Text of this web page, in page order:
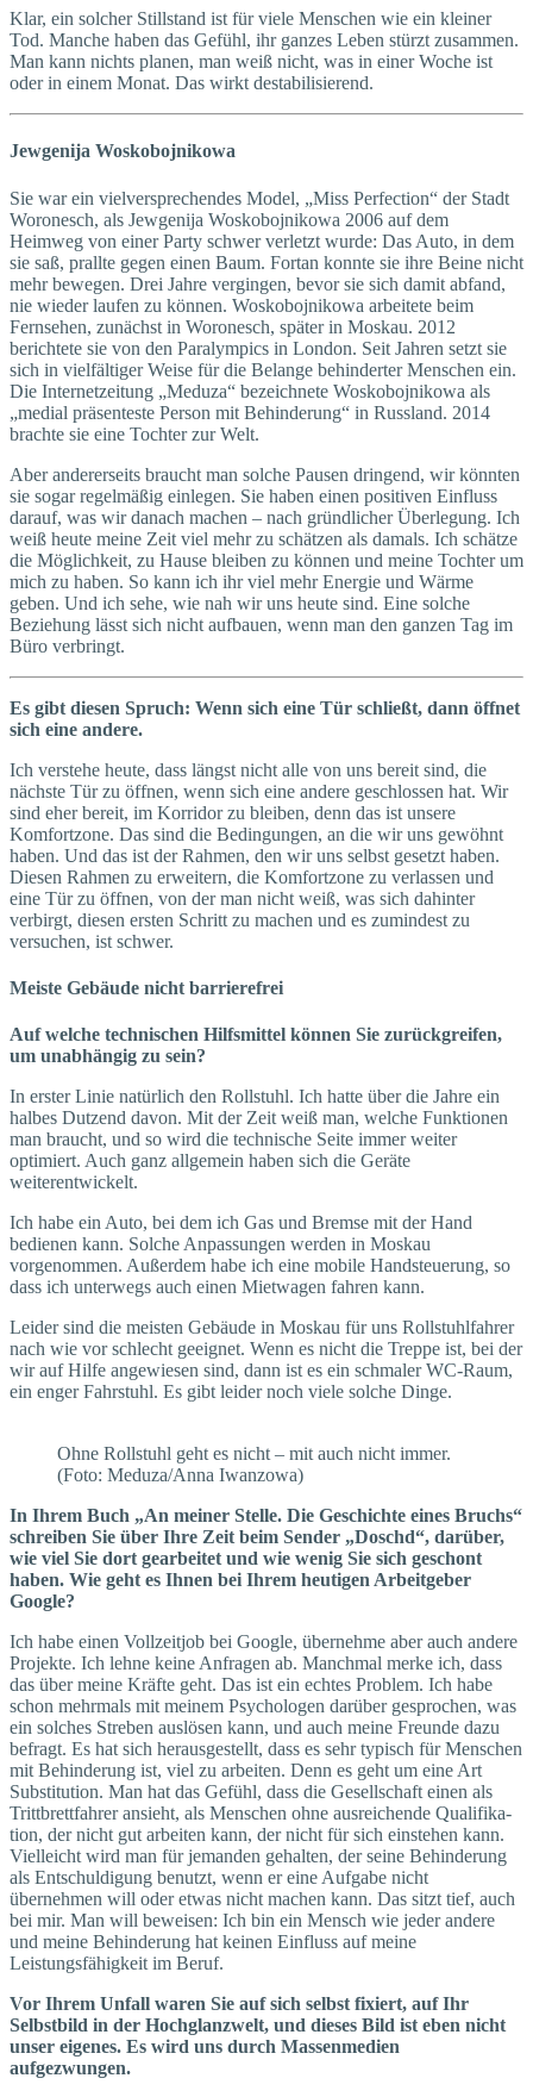
Klar, ein solcher Stillstand ist für viele Menschen wie ein kleiner
Tod. Manche haben das Gefühl, ihr ganzes Leben stürzt zusammen.
Man kann nichts planen, man weiß nicht, was in einer Woche ist
oder in einem Monat. Das wirkt destabilisierend.
Jewgenija Woskobojnikowa
Sie war ein vielversprechendes Model, „Miss Perfection“ der Stadt
Woronesch, als Jewgenija Woskobojnikowa 2006 auf dem
Heimweg von einer Party schwer verletzt wurde: Das Auto, in dem
sie saß, prallte gegen einen Baum. Fortan konnte sie ihre Beine nicht
mehr bewegen. Drei Jahre vergingen, bevor sie sich damit abfand,
nie wieder laufen zu können. Woskobojnikowa arbeitete beim
Fernsehen, zunächst in Woronesch, später in Moskau. 2012
berichtete sie von den Paralympics in London. Seit Jahren setzt sie
sich in vielfältiger Weise für die Belange behinderter Menschen ein.
Die Internetzeitung „Meduza“ bezeichnete Woskobojnikowa als
„medial präsenteste Person mit Behinderung“ in Russland. 2014
brachte sie eine Tochter zur Welt.
Aber andererseits braucht man solche Pausen dringend, wir könnten
sie sogar regelmäßig einlegen. Sie haben einen positiven Einfluss
darauf, was wir danach machen – nach gründlicher Überlegung. Ich
weiß heute meine Zeit viel mehr zu schätzen als damals. Ich schätze
die Möglichkeit, zu Hause bleiben zu können und meine Tochter um
mich zu haben. So kann ich ihr viel mehr Energie und Wärme
geben. Und ich sehe, wie nah wir uns heute sind. Eine solche
Beziehung lässt sich nicht aufbauen, wenn man den ganzen Tag im
Büro verbringt.
Es gibt diesen Spruch: Wenn sich eine Tür schließt, dann öffnet
sich eine andere.
Ich verstehe heute, dass längst nicht alle von uns bereit sind, die
nächste Tür zu öffnen, wenn sich eine andere geschlossen hat. Wir
sind eher bereit, im Korridor zu bleiben, denn das ist unsere
Komfortzone. Das sind die Bedingungen, an die wir uns gewöhnt
haben. Und das ist der Rahmen, den wir uns selbst gesetzt haben.
Diesen Rahmen zu erweitern, die Komfortzone zu verlassen und
eine Tür zu öffnen, von der man nicht weiß, was sich dahinter
verbirgt, diesen ersten Schritt zu machen und es zumindest zu
versuchen, ist schwer.
Meiste Gebäude nicht barrierefrei
Auf welche technischen Hilfsmittel können Sie zurückgreifen,
um unabhängig zu sein?
In erster Linie natürlich den Rollstuhl. Ich hatte über die Jahre ein
halbes Dutzend davon. Mit der Zeit weiß man, welche Funktionen
man braucht, und so wird die tech­nische Seite immer weiter
optimiert. Auch ganz allgemein haben sich die Geräte
weiterentwickelt.
Ich habe ein Auto, bei dem ich Gas und Bremse mit der Hand
bedienen kann. Solche Anpassungen werden in Moskau
vorgenommen. Außerdem habe ich eine mobile Handsteuerung, so
dass ich unterwegs auch einen Mietwagen fahren kann.
Leider sind die meisten Gebäude in Moskau für uns Rollstuhlfahrer
nach wie vor schlecht geeignet. Wenn es nicht die Treppe ist, bei der
wir auf Hilfe angewiesen sind, dann ist es ein schmaler WC-Raum,
ein enger Fahrstuhl. Es gibt leider noch viele solche Dinge.
Ohne Rollstuhl geht es nicht – mit auch nicht immer.
(Foto: Meduza/Anna Iwanzowa)
In Ihrem Buch „An meiner Stelle. Die Geschichte eines Bruchs“
schreiben Sie über Ihre Zeit beim Sender „Doschd“, darüber,
wie viel Sie dort gearbeitet und wie wenig Sie sich geschont
haben. Wie geht es Ihnen bei Ihrem heutigen Arbeitgeber
Google?
Ich habe einen Vollzeitjob bei Google, übernehme aber auch andere
Projekte. Ich lehne keine Anfragen ab. Manchmal merke ich, dass
das über meine Kräfte geht. Das ist ein echtes Problem. Ich habe
schon mehrmals mit meinem Psychologen darüber gesprochen, was
ein solches Streben auslösen kann, und auch meine Freunde dazu
befragt. Es hat sich herausgestellt, dass es sehr typisch für Menschen
mit Behinderung ist, viel zu arbeiten. Denn es geht um eine Art
Substitution. Man hat das Gefühl, dass die Gesellschaft einen als
Trittbrettfahrer ansieht, als Menschen ohne ausreichende Qualifika­
tion, der nicht gut arbeiten kann, der nicht für sich einstehen kann.
Vielleicht wird man für jemanden gehalten, der seine Behinderung
als Entschuldigung benutzt, wenn er eine Aufgabe nicht
übernehmen will oder etwas nicht machen kann. Das sitzt tief, auch
bei mir. Man will beweisen: Ich bin ein Mensch wie jeder andere
und meine Behinderung hat keinen Einfluss auf meine
Leistungsfähigkeit im Beruf.
Vor Ihrem Unfall waren Sie auf sich selbst fixiert, auf Ihr
Selbstbild in der Hochglanzwelt, und dieses Bild ist eben nicht
unser eigenes. Es wird uns durch Massenmedien
aufgezwungen.